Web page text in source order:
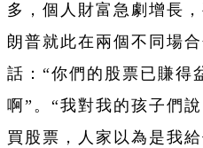
多，個人財富急劇增長
朗普就此在兩個不同場
話：“你們的股票已賺得
啊”。“我對我的孩子們
買股票，人家以為是我